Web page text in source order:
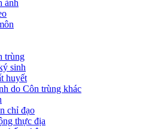
ảnh
trùng
sinh
huyết
do Côn trùng khác
chỉ đạo
thực địa